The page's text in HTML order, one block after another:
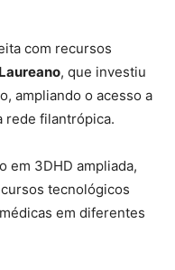
com recursos
, que investiu
ampliando o acesso a
rede filantrópica.
em 3DHD ampliada,
tecnológicos
em diferentes